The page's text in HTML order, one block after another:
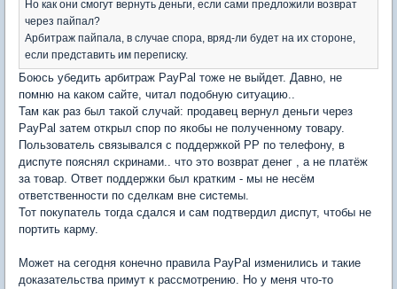
Но как они смогут вернуть деньги, если сами предложили возврат
через пайпал?
Арбитраж пайпала, в случае спора, вряд-ли будет на их стороне,
если представить им переписку.
Боюсь убедить арбитраж PayPal тоже не выйдет. Давно, не
помню на каком сайте, читал подобную ситуацию..
Там как раз был такой случай: продавец вернул деньги через
PayPal затем открыл спор по якобы не полученному товару.
Пользователь связывался с поддержкой PP по телефону, в
диспуте пояснял скринами.. что это возврат денег , а не платёж
за товар. Ответ поддержки был кратким - мы не несём
ответственности по сделкам вне системы.
Тот покупатель тогда сдался и сам подтвердил диспут, чтобы не
портить карму.
Может на сегодня конечно правила PayPal изменились и такие
доказательства примут к рассмотрению. Но у меня что-то